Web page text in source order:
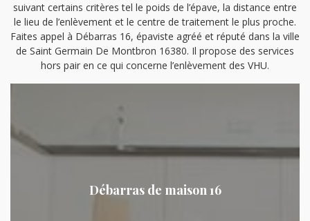
suivant certains critères tel le poids de l’épave, la distance entre
le lieu de l’enlèvement et le centre de traitement le plus proche.
Faites appel à Débarras 16, épaviste agréé et réputé dans la ville
de Saint Germain De Montbron 16380. Il propose des services
hors pair en ce qui concerne l’enlèvement des VHU.
Débarras de maison 16